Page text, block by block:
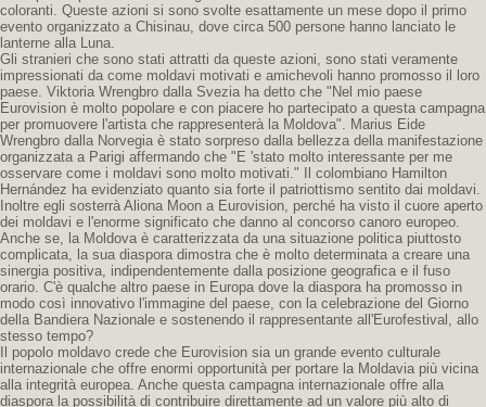
coloranti. Queste azioni si sono svolte esattamente un mese dopo il primo
evento organizzato a Chisinau, dove circa 500 persone hanno lanciato le
lanterne alla Luna.
Gli stranieri che sono stati attratti da queste azioni, sono stati veramente
impressionati da come moldavi motivati ​​e amichevoli hanno promosso il loro
paese. Viktoria Wrengbro dalla Svezia ha detto che "Nel mio paese
Eurovision è molto popolare e con piacere ho partecipato a questa campagna
per promuovere l'artista che rappresenterà la Moldova". Marius Eide
Wrengbro dalla Norvegia è stato sorpreso dalla bellezza della manifestazione
organizzata a Parigi affermando che "E 'stato molto interessante per me
osservare come i moldavi sono molto motivati." Il colombiano Hamilton
Hernández ha evidenziato quanto sia forte il patriottismo sentito dai moldavi.
Inoltre egli sosterrà Aliona Moon a Eurovision, perché ha visto il cuore aperto
dei moldavi e l'enorme significato che danno al concorso canoro europeo.
Anche se, la Moldova è caratterizzata da una situazione politica piuttosto
complicata, la sua diaspora dimostra che è molto determinata a creare una
sinergia positiva, indipendentemente dalla posizione geografica e il fuso
orario. C'è qualche altro paese in Europa dove la diaspora ha promosso in
modo così innovativo l'immagine del paese, con la celebrazione del Giorno
della Bandiera Nazionale e sostenendo il rappresentante all'Eurofestival, allo
stesso tempo?
Il popolo moldavo crede che Eurovision sia un grande evento culturale
internazionale che offre enormi opportunità per portare la Moldavia più vicina
alla integrità europea. Anche questa campagna internazionale offre alla
diaspora la possibilità di contribuire direttamente ad un valore più alto di